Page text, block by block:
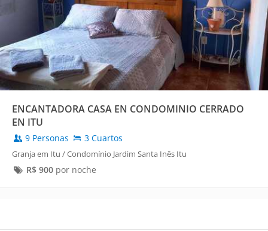
ENCANTADORA CASA EN CONDOMINIO CERRADO
EN ITU
9 Personas 3 Cuartos
Granja em Itu / Condomínio Jardim Santa Inês Itu
R$ 900por noche